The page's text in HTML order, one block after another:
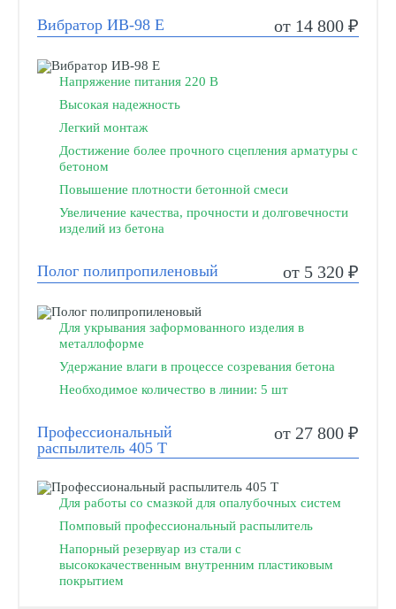
Вибратор ИВ-98 Е от 14 800 ₽
Напряжение питания 220 В
Высокая надежность
Легкий монтаж
Достижение более прочного сцепления арматуры с
бетоном
Повышение плотности бетонной смеси
Увеличение качества, прочности и долговечности
изделий из бетона
Полог полипропиленовый от 5 320 ₽
Для укрывания заформованного изделия в
металлоформе
Удержание влаги в процессе созревания бетона
Необходимое количество в линии: 5 шт
Профессиональный
распылитель 405 Т
от 27 800 ₽
Для работы со смазкой для опалубочных систем
Помповый профессиональный распылитель
Напорный резервуар из стали с
высококачественным внутренним пластиковым
покрытием